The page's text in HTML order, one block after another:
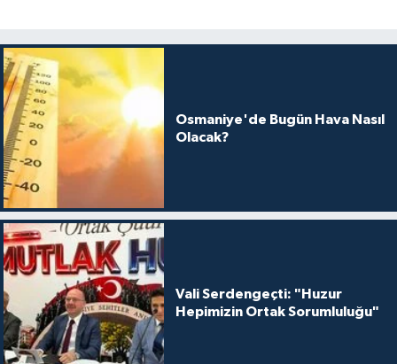
Osmaniye'de Bugün Hava Nasıl
Olacak?
Vali Serdengeçti: "Huzur
Hepimizin Ortak Sorumluluğu"